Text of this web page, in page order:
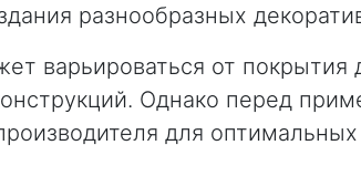
разнообразных
варьироваться от
Однако перед
для